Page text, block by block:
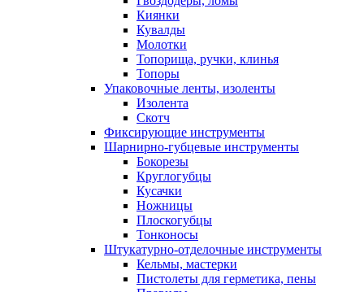
Киянки
Кувалды
Молотки
Топорища, ручки, клинья
Топоры
Упаковочные ленты, изоленты
Изолента
Скотч
Фиксирующие инструменты
Шарнирно-губцевые инструменты
Бокорезы
Круглогубцы
Кусачки
Ножницы
Плоскогубцы
Тонконосы
Штукатурно-отделочные инструменты
Кельмы, мастерки
Пистолеты для герметика, пены